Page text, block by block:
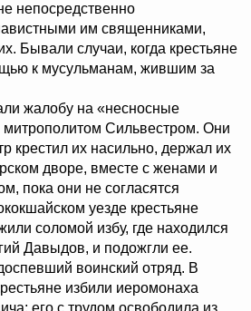
непосредственно
им священниками,
Бывали случаи, когда крестьяне
к мусульманам, жившим за
жалобу на «несносные
Сильвестром. Они
крестил их насильно, держал их
дворе, вместе с женами и
пока они не согласятся
уезде крестьяне
соломой избу, где находился
Давыдов, и подожгли ее.
воинский отряд. В
избили иеромонаха